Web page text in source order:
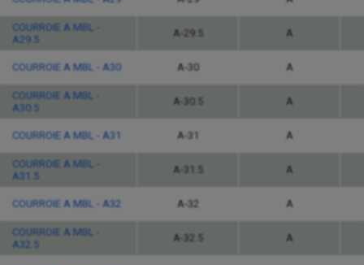
COURROIE A MBL -
A29.5
A-29.5 A
COURROIE A MBL - A30 A-30 A
COURROIE A MBL -
A30.5
A-30.5 A
COURROIE A MBL - A31 A-31 A
COURROIE A MBL -
A31.5
A-31.5 A
COURROIE A MBL - A32 A-32 A
COURROIE A MBL -
A32.5
A-32.5 A